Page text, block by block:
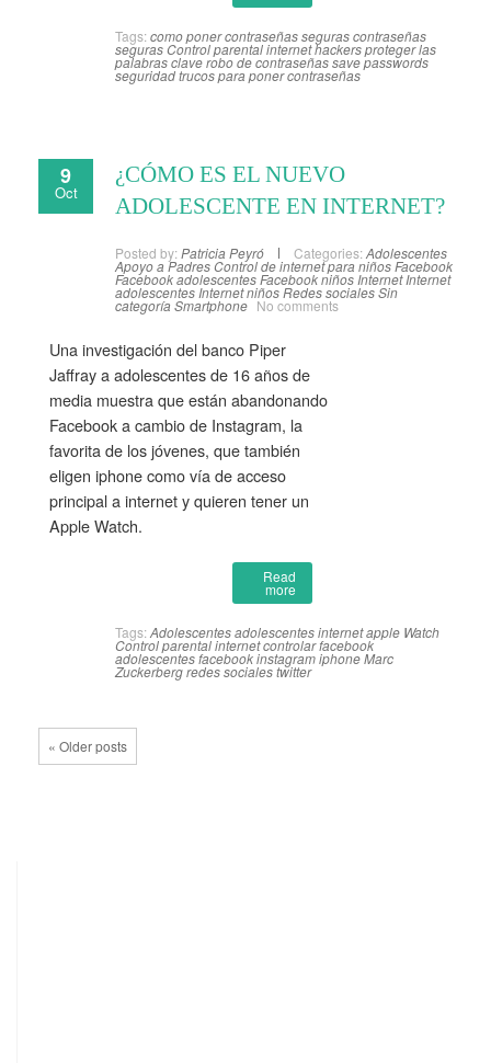
Tags: como poner contraseñas segurascontraseñas
segurasControl parental internethackersproteger las
palabras claverobo de contraseñassave passwords
seguridadtrucos para poner contraseñas
9
Oct
¿CÓMO ES EL NUEVO
ADOLESCENTE EN INTERNET?
Posted by: Patricia Peyró Categories: Adolescentes
Apoyo a PadresControl de internet para niñosFacebook
Facebook adolescentesFacebook niños Internet Internet
adolescentes Internet niñosRedes socialesSin
categoría Smartphone No comments
Una investigación del banco Piper
Jaffray a adolescentes de 16 años de
media muestra que están abandonando
Facebook a cambio de Instagram, la
favorita de los jóvenes, que también
eligen iphone como vía de acceso
principal a internet y quieren tener un
Apple Watch.
Read
more
Tags: Adolescentesadolescentes internetapple Watch
Control parental internetcontrolar facebook
adolescentesfacebookinstagramiphoneMarc
Zuckerbergredes socialestwitter
« Older posts